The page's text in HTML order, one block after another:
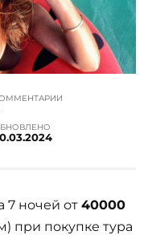
7 ночей от 40000
при покупке тура